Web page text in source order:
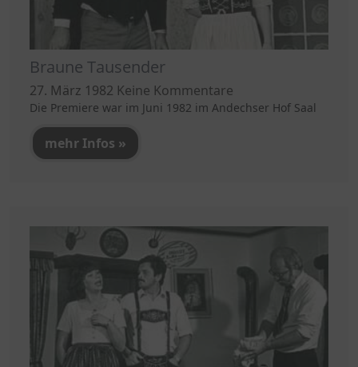
Braune Tausender
27. März 1982 Keine Kommentare
Die Premiere war im Juni 1982 im Andechser Hof Saal
mehr Infos »